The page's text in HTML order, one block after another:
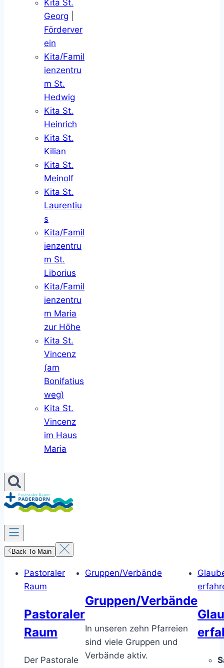
Kita St.
Georg
Förderver
ein
Kita/Famil
ienzentru
m St.
Hedwig
Kita St.
Heinrich
Kita St.
Kilian
Kita St.
Meinolf
Kita St.
Laurentiu
s
Kita/Famil
ienzentru
m St.
Liborius
Kita/Famil
ienzentru
m Maria
zur Höhe
Kita St.
Vincenz
(am
Bonifatius
weg)
Kita St.
Vincenz
im Haus
Maria
Back To Main
Pastoraler
Raum
Pastoraler
Raum
Der Pastorale
Gruppen/Verbände
Gruppen/Verbände
In unseren zehn Pfarreien
sind viele Gruppen und
Verbände aktiv.